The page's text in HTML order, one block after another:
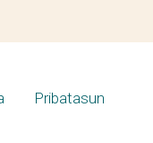
Pribatasun